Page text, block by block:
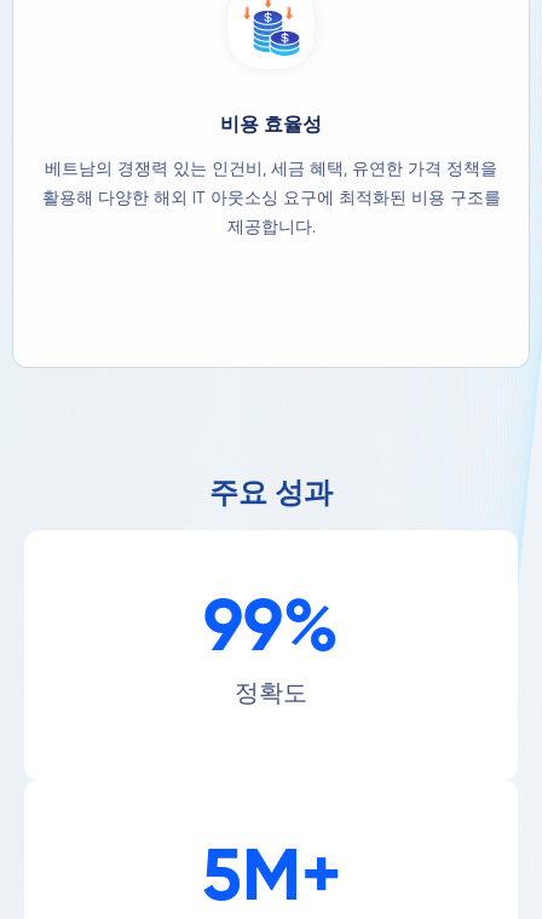
비용 효율성
베트남의 경쟁력 있는 인건비, 세금 혜택, 유연한 가격 정책을
활용해 다양한 해외 IT 아웃소싱 요구에 최적화된 비용 구조를
제공합니다.
주요 성과
99%
정확도
5M+